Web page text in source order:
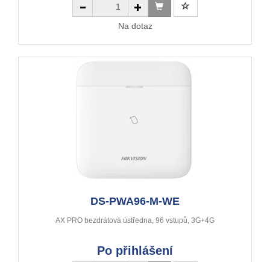
Na dotaz
DS-PWA96-M-WE
AX PRO bezdrátová ústředna, 96 vstupů, 3G+4G
Po přihlášení